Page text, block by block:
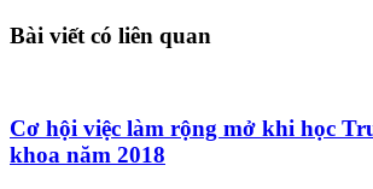
Bài viết có liên quan
Cơ hội việc làm rộng mở khi học
khoa năm 2018